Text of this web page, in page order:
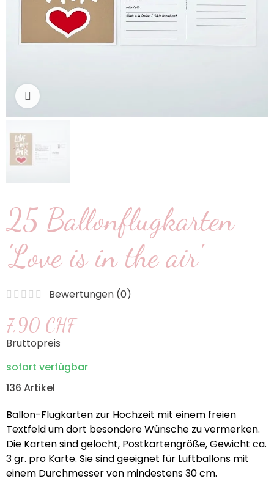
25 Ballonflugkarten
'Love is in the air'
Bewertungen (0)
7,90 CHF
Bruttopreis
sofort verfügbar
136 Artikel
Ballon-Flugkarten zur Hochzeit mit einem freien
Textfeld um dort besondere Wünsche zu vermerken.
Die Karten sind gelocht, Postkartengröße, Gewicht ca.
3 gr. pro Karte. Sie sind geeignet für Luftballons mit
einem Durchmesser von mindestens 30 cm.